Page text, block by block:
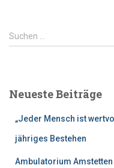
S
u
n
Suchen …
Neueste Beiträge
„Jeder Mensch ist
jähriges Bestehen
Ambulatorium